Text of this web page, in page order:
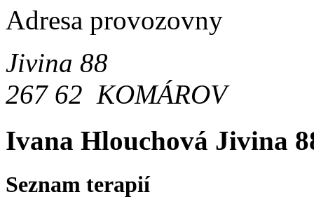
Adresa provozovny
Jivina 88
267 62 KOMÁROV
Ivana Hlouchová Jivina
Seznam terapií